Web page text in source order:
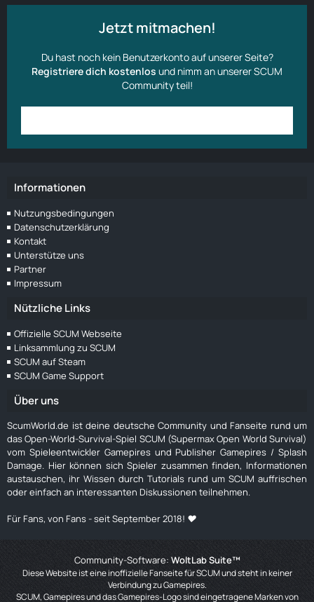
Jetzt mitmachen!
Du hast noch kein Benutzerkonto auf unserer Seite?
Registriere dich kostenlos und nimm an unserer SCUM
Community teil!
Informationen
Nutzungsbedingungen
Datenschutzerklärung
Kontakt
Unterstütze uns
Partner
Impressum
Nützliche Links
Offizielle SCUM Webseite
Linksammlung zu SCUM
SCUM auf Steam
SCUM Game Support
Über uns
ScumWorld.de ist deine deutsche Community und Fanseite rund um
das Open-World-Survival-Spiel SCUM (Supermax Open World Survival)
vom Spieleentwickler Gamepires und Publisher Gamepires / Splash
Damage. Hier können sich Spieler zusammen finden, Informationen
austauschen, ihr Wissen durch Tutorials rund um SCUM auffrischen
oder einfach an interessanten Diskussionen teilnehmen.
Für Fans, von Fans - seit September 2018! ❤️
Community-Software: WoltLab Suite™
Diese Website ist eine inoffizielle Fanseite für SCUM und steht in keiner
Verbindung zu Gamepires.
SCUM, Gamepires und das Gamepires-Logo sind eingetragene Marken von